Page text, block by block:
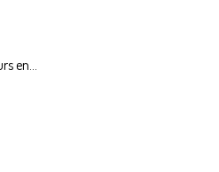
en...